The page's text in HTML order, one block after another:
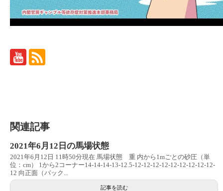
関連記事
2021年6月12日の馬場状態
2021年6月12日 11時50分現在 馬場状態 重 内から1mごとの砂圧（単
位：cm） 1から2コーナー14-14-14-13-12.5-12-12-12-12-12-12-12-12-12-
12 向正面（バック...
記事を読む